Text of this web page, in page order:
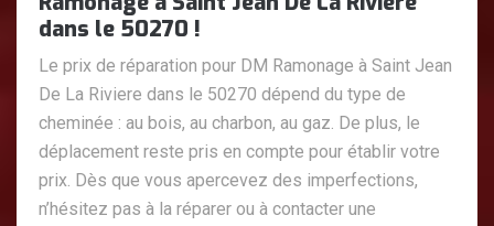
dans le 50270 !
Le prix de réparation pour DM Ramonage à Saint Jean
De La Riviere dans le 50270 dépend du type de
cheminée : au bois, au charbon, au gaz. De plus, le
déplacement reste pris en compte pour établir votre
prix. Dès que vous apercevez des imperfections,
n’hésitez pas à la réparer ou à contacter une